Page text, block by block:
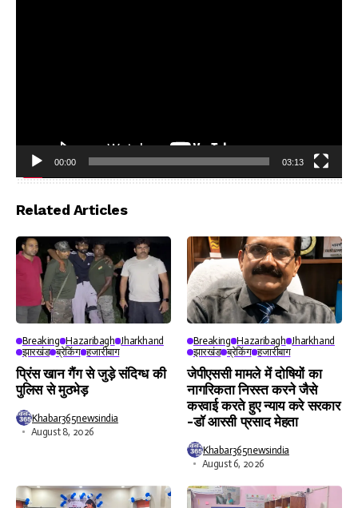
Player
00:00 03:13
Related Articles
Breaking Hazaribagh Jharkhand
झारखंड ब्रेकिंग हजारीबाग
प्रिंस खान गैंग से जुड़े संदिग्ध की
पुलिस से मुठभेड़
Khabar365newsindia
August 8, 2026
Breaking Hazaribagh Jharkhand
झारखंड ब्रेकिंग हजारीबाग
जेपीएससी मामले में दोषियों का
नागरिकता निरस्त करने जैसे
करवाई करते हुए न्याय करे सरकार
-डॉ आरसी प्रसाद मेहता
Khabar365newsindia
August 6, 2026